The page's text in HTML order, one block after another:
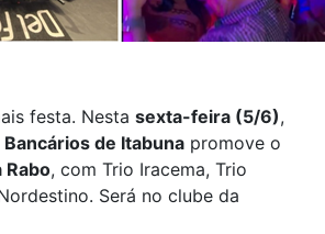
festa. Nesta sexta-feira (5/6),
Bancários de Itabuna promove o
Rabo, com Trio Iracema, Trio
Será no clube da